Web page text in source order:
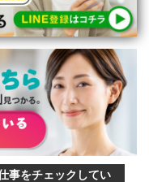
事をチェックしてい